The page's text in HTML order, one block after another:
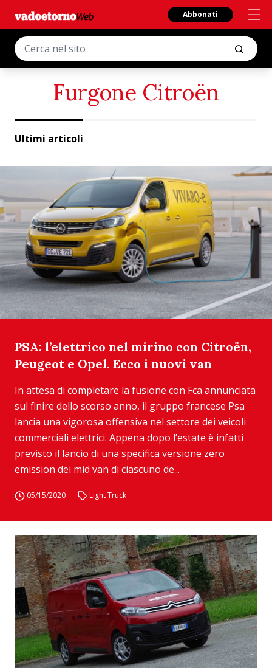
Abbonati
Furgone Citroën
Ultimi articoli
PSA: l’elettrico nel mirino con Citroën,
Peugeot e Opel. Ecco i nuovi van
In attesa di completare la fusione con Fca annunciata
sul finire dello scorso anno, il gruppo francese Psa
lancia una vigorosa offensiva nel settore dei veicoli
commerciali elettrici. Appena dopo l’estate è infatti
previsto il lancio di una specifica versione zero
emission dei mid van di ciascuno de...
05/15/2020 Light Truck